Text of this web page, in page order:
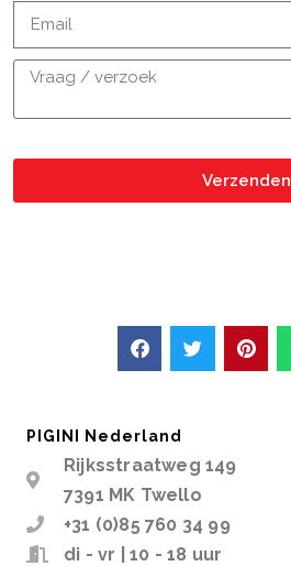
Verzenden
PIGINI Nederland
Rijksstraatweg 149
7391 MK Twello
+31 (0)85 760 34 99
di - vr | 10 - 18 uur